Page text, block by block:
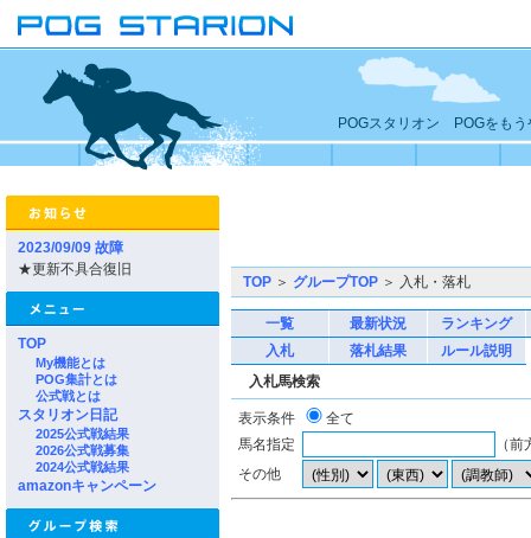
POGスタリオン POGをもう
2023/09/09 故障
★更新不具合復旧
TOP
My機能とは
POG集計とは
公式戦とは
スタリオン日記
2025公式戦結果
2026公式戦募集
2024公式戦結果
amazonキャンペーン
TOP ＞ グループTOP ＞ 入札・落札
一覧 最新状況
ランキング
入札
落札結果
ルール説明
入札馬検索
表示条件
全て
馬名指定
（
その他